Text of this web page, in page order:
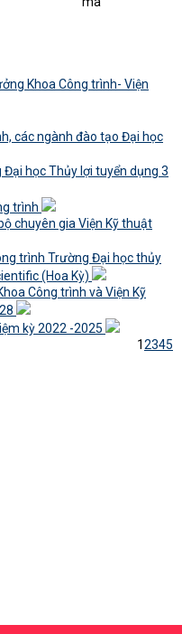
Khoa Công trình- Viện
các ngành đào tạo Đại học
học Thủy lợi tuyển dụng 3
trình
chuyên gia Viện Kỹ thuật
trình Trường Đại học thủy
(Hoa Kỳ)
Công trình và Viện Kỹ
kỳ 2022 -2025
12345